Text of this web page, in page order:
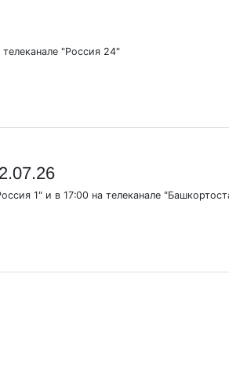
"Россия 24"
1" и в 17:00 на телеканале